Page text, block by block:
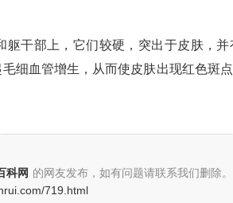
躯干部上，它们较硬，突出于皮肤，
细血管增生，从而使皮肤出现红色斑
科网 的网友发布，如有问题请联系我们删除。
719.html